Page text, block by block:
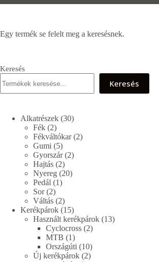
Egy termék se felelt meg a keresésnek.
Keresés
Keresés
Alkatrészek 3030
Fék 22
termék
Fékváltókar 22
Gumi 55
termék
Gyorszár 22
Hajtás 22
termék
Nyereg 2020
Pedál 11
Sor 22
termék
Váltás 22
termék
Kerékpárok 1515
termék
Használt kerékpárok 1313
Cyclocross 22
MTB 11
termék
Országúti 1010
termék
Új kerékpárok 22